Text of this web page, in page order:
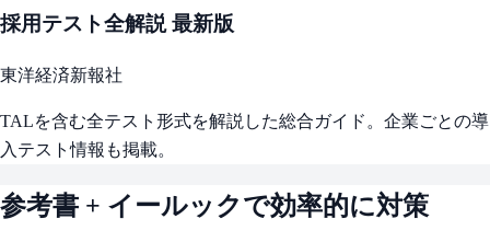
採用テスト全解説 最新版
東洋経済新報社
TALを含む全テスト形式を解説した総合ガイド。企業ごとの導
入テスト情報も掲載。
参考書 + イールックで効率的に対策